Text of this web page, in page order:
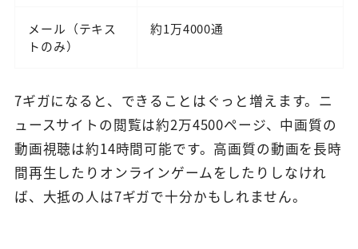
メール（テキス
トのみ）
約1万4000通
7ギガになると、できることはぐっと増えます。ニ
ュースサイトの閲覧は約2万4500ページ、中画質の
動画視聴は約14時間可能です。高画質の動画を長時
間再生したりオンラインゲームをしたりしなけれ
ば、大抵の人は7ギガで十分かもしれません。